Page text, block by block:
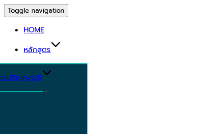
Toggle navigation
HOME
หลักสูตร
รปริญญาตรี